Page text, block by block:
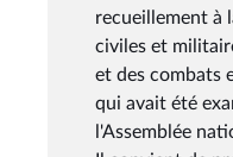
recueillement à
civiles et
et des combats
qui avait été
l'Assemblée